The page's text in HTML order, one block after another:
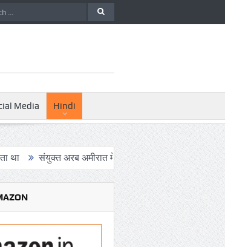
Media Hindi
अरब अमीरात में दो ह्यूमनॉइड रोबोट्स की शादी हुई डील